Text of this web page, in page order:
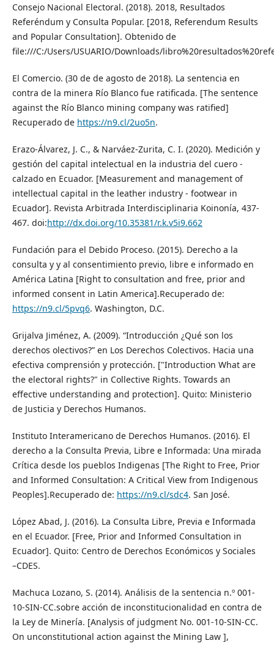
Consejo Nacional Electoral. (2018). 2018, Resultados
Referéndum y Consulta Popular. [2018, Referendum Results
and Popular Consultation]. Obtenido de
file:///C:/Users/USUARIO/Downloads/
El Comercio. (30 de de agosto de 2018). La sentencia en
contra de la minera Río Blanco fue ratificada. [The sentence
against the Río Blanco mining company was ratified]
Recuperado de https://n9.cl/2uo5n.
Erazo-Álvarez, J. C., & Narváez-Zurita, C. I. (2020). Medición y
gestión del capital intelectual en la industria del cuero -
calzado en Ecuador. [Measurement and management of
intellectual capital in the leather industry - footwear in
Ecuador]. Revista Arbitrada Interdisciplinaria Koinonía, 437-
467. doi:http://dx.doi.org/10.35381/r.k.v5i9.662
Fundación para el Debido Proceso. (2015). Derecho a la
consulta y y al consentimiento previo, libre e informado en
América Latina [Right to consultation and free, prior and
informed consent in Latin America].Recuperado de:
https://n9.cl/5pvq6. Washington, D.C.
Grijalva Jiménez, A. (2009). “Introducción ¿Qué son los
derechos olectivos?” en Los Derechos Colectivos. Hacia una
efectiva comprensión y protección. ["Introduction What are
the electoral rights?" in Collective Rights. Towards an
effective understanding and protection]. Quito: Ministerio
de Justicia y Derechos Humanos.
Instituto Interamericano de Derechos Humanos. (2016). El
derecho a la Consulta Previa, Libre e Informada: Una mirada
Crítica desde los pueblos Indigenas [The Right to Free, Prior
and Informed Consultation: A Critical View from Indigenous
Peoples].Recuperado de: https://n9.cl/sdc4. San José.
López Abad, J. (2016). La Consulta Libre, Previa e Informada
en el Ecuador. [Free, Prior and Informed Consultation in
Ecuador]. Quito: Centro de Derechos Económicos y Sociales
–CDES.
Machuca Lozano, S. (2014). Análisis de la sentencia n.º 001-
10-SIN-CC.sobre acción de inconstitucionalidad en contra de
la Ley de Minería. [Analysis of judgment No. 001-10-SIN-CC.
On unconstitutional action against the Mining Law ],